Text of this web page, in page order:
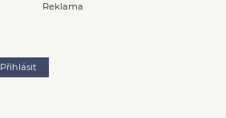
Reklama
Přihlásit